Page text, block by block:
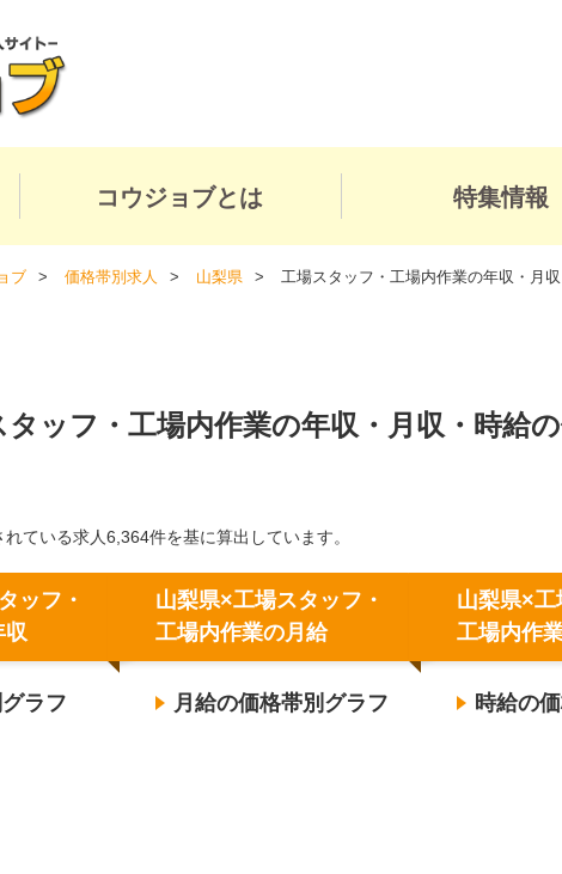
コウジョブとは 特集情報
ブ 価格帯別求人 山梨県 工場スタッフ・工場内作業の年収・月
タッフ・工場内作業の年収・月収・時給
ている求人6,364件を基に算出しています。
ッフ・
収
ラフ
山梨県×工場スタッフ・
工場内作業の月給
月給の価格帯別グラフ
山梨県×工
工場内作
時給の